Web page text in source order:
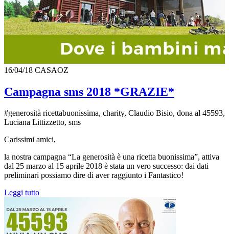
16/04/18 CASAOZ
Campagna sms 2018 *GRAZIE*
#generosità ricettabuonissima, charity, Claudio Bisio, dona al 45593,
Luciana Littizzetto, sms
Carissimi amici,
la nostra campagna “La generosità è una ricetta buonissima”, attiva
dal 25 marzo al 15 aprile 2018 è stata un vero successo: dai dati
preliminari possiamo dire di aver raggiunto i Fantastico!
Leggi tutto